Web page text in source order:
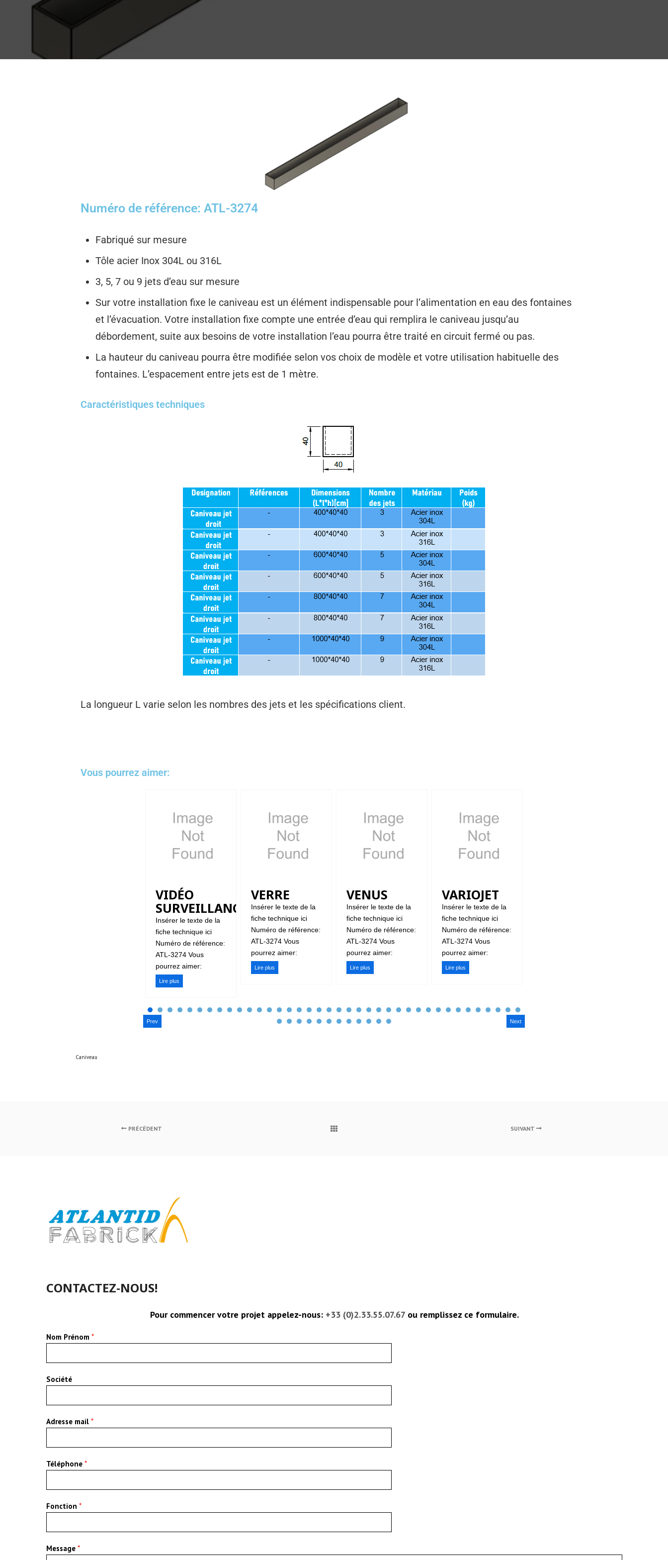
Numéro de référence: ATL-3274
Fabriqué sur mesure
Tôle acier Inox 304L ou 316L
3, 5, 7 ou 9 jets d’eau sur mesure
Sur votre installation fixe le caniveau est un élément indispensable pour l’alimentation en eau des fontaines
et l’évacuation. Votre installation fixe compte une entrée d’eau qui remplira le caniveau jusqu’au
débordement, suite aux besoins de votre installation l’eau pourra être traité en circuit fermé ou pas.
La hauteur du caniveau pourra être modifiée selon vos choix de modèle et votre utilisation habituelle des
fontaines. L’espacement entre jets est de 1 mètre.
Caractéristiques techniques​​
La longueur L varie selon les nombres des jets et les spécifications client.
Vous pourrez aimer:
VIDÉO
SURVEILLANCE
Insérer le texte de la
fiche technique ici
Numéro de référence:
ATL-3274 Vous
pourrez aimer:
Lire plus
VERRE
Insérer le texte de la
fiche technique ici
Numéro de référence:
ATL-3274 Vous
pourrez aimer:
Lire plus
VENUS
Insérer le texte de la
fiche technique ici
Numéro de référence:
ATL-3274 Vous
pourrez aimer:
Lire plus
VARIOJET
Insérer le texte de la
fiche technique ici
Numéro de référence:
ATL-3274 Vous
pourrez aimer:
Lire plus
Prev Next
Caniveau
PRÉCÉDENT SUIVANT
CONTACTEZ-NOUS!
Pour commencer votre projet appelez-nous: +33 (0)2.33.55.07.67ou remplissez ce formulaire.
Nom Prénom*
Société
Adresse mail*
Téléphone*
Fonction*
Message*